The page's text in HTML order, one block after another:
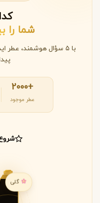
شما را
با ۵ سؤال هوشمند، عطر
+2000
عطر موجود
گلی